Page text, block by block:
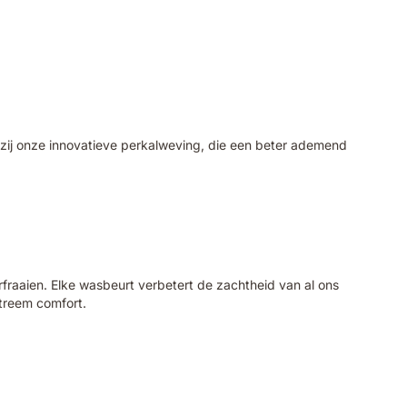
onze innovatieve perkalweving, die een beter ademend
Elke wasbeurt verbetert de zachtheid van al ons
comfort.